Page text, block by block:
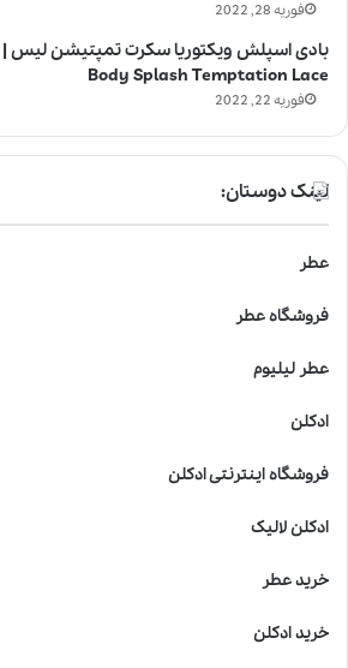
فوریه 28, 2022
Body Splash Temptation Lace
فوریه 22, 2022
لینک دوستان:
عطر
فروشگاه عطر
عطر لیلیوم
ادکلن
فروشگاه اینترنتی ادکلن
ادکلن لالیک
خرید عطر
خرید ادکلن